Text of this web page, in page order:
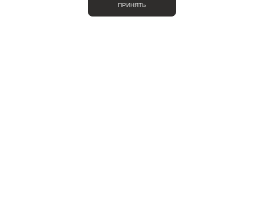
ПРИНЯТЬ